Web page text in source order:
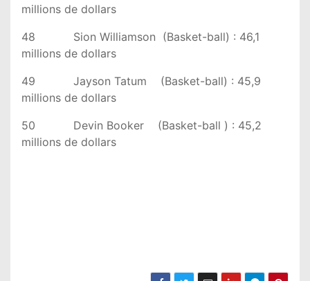
millions de dollars
48 Sion Williamson (Basket-ball) : 46,1
millions de dollars
49 Jayson Tatum (Basket-ball) : 45,9
millions de dollars
50 Devin Booker (Basket-ball ) : 45,2
millions de dollars